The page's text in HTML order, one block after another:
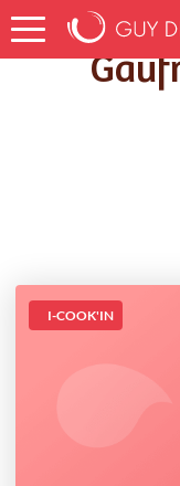
Accueil Recettes
I-COOK'IN